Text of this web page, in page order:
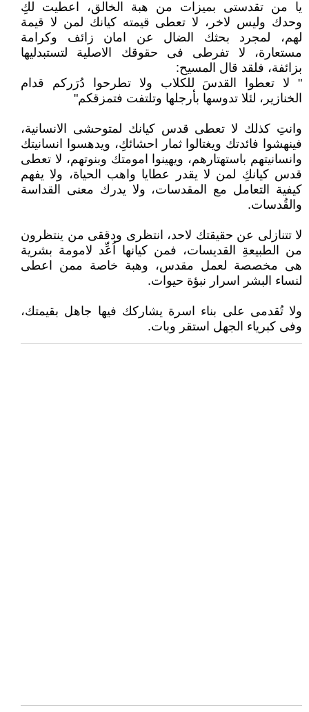
يا من تقدستى بميزات من هبة الخالق، اعطيت لكِ
وحدك وليس لاخر، لا تعطى قيمته كيانك لمن لا قيمة
لهم، لمجرد بحثك الضال عن امان زائف وكرامة
مستعارة، لا تفرطى فى حقوقك الاصلية لتستبدليها
بزائفة، فلقد قال المسيح:
" لا تعطوا القدسَ للكلاب ولا تطرحوا دُرَركم قدام
الخنازير، لئلا تدوسها بأرجلها وتلتفت فتمزقكم"
وانتِ كذلك لا تعطى قدس كيانك لمتوحشى الانسانية،
فينهشوا فائدتك ويغتالوا ثمار احشائكِ، ويدهسوا انسانيتك
وانسانيتهم باستهتارهم، ويهينوا امومتك وبنوتهم، لا تعطى
قدس كيانكِ لمن لا يقدر عطايا واهب الحياة، ولا يفهم
كيفية التعامل مع المقدسات، ولا يدرك معنى القداسة
والقُدسات.
لا تتنازلى عن حقيقتك لاحد، انتظرى ودققى من ينتظرون
من الطبيعةِ القديسات، فمن كيانها اُعِّد لامومة بشرية
هى مخصصة لعمل مقدس، وهبة خاصة ممن اعطى
لنساء البشر اسرار نبؤة حيوات.
ولا تُقدمى على بناء اسرة يشاركك فيها جاهل بقيمتك،
وفى كبرياء الجهل استقر وبات.